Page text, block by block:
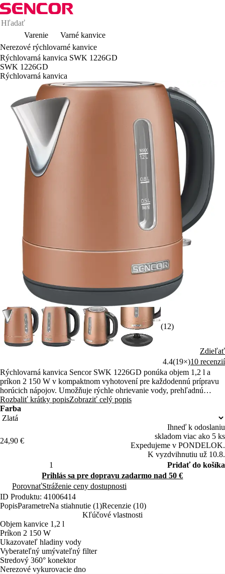
Varenie
Varné kanvice
Nerezové rýchlovarné kanvice
Rýchlovarná kanvica SWK 1226GD
SWK 1226GD
Rýchlovarná kanvica
(12)
Zdieľať
4.4(19×)10 recenzií
Rýchlovarná kanvica Sencor SWK 1226GD ponúka objem 1,2 l a
príkon 2 150 W v kompaktnom vyhotovení pre každodennú prípravu
horúcich nápojov. Umožňuje rýchle ohrievanie vody, prehľadnú
kontrolu hladiny a jednoduchú manipuláciu vďaka 360° konektoru.
Rozbaliť krátky popisZobraziť celý popis
Farba
24,90 €
Ihneď k odoslaniu
skladom viac ako 5 ks
Expedujeme v PONDELOK.
K vyzdvihnutiu už 10.8.
Pridať do košíka
Prihlás sa pre dopravu zadarmo nad 50 €
PorovnaťStráženie ceny dostupnosti
ID Produktu: 41006414
PopisParametreNa stiahnutie (1)Recenzie (10)
Kľúčové vlastnosti
Objem kanvice 1,2 l
Príkon 2 150 W
Ukazovateľ hladiny vody
Vyberateľný umývateľný filter
Stredový 360° konektor
Nerezové vykurovacie dno